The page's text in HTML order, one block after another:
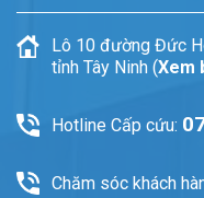
Lô 10 đường Đức
tỉnh Tây Ninh (Xem
Hotline Cấp cứu:
Chăm sóc khách